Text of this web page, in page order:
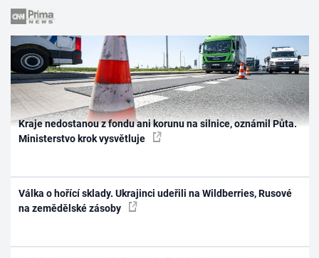
Kraje nedostanou z fondu ani korunu na silnice, oznámil Půta.
Ministerstvo krok vysvětluje
Válka o hořící sklady. Ukrajinci udeřili na Wildberries, Rusové
na zemědělské zásoby